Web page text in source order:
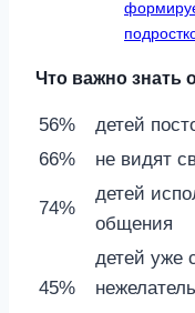
Что важно знать
56%
детей
66%
не видят
74%
детей
общения
45%
детей уже